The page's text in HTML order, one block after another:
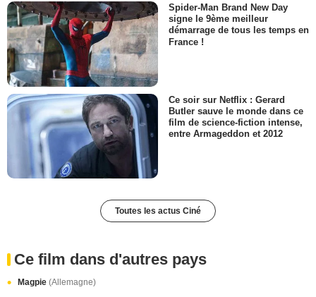
Spider-Man Brand New Day
signe le 9ème meilleur
démarrage de tous les temps en
France !
Ce soir sur Netflix : Gerard
Butler sauve le monde dans ce
film de science-fiction intense,
entre Armageddon et 2012
Toutes les actus Ciné
Ce film dans d'autres pays
Magpie (Allemagne)